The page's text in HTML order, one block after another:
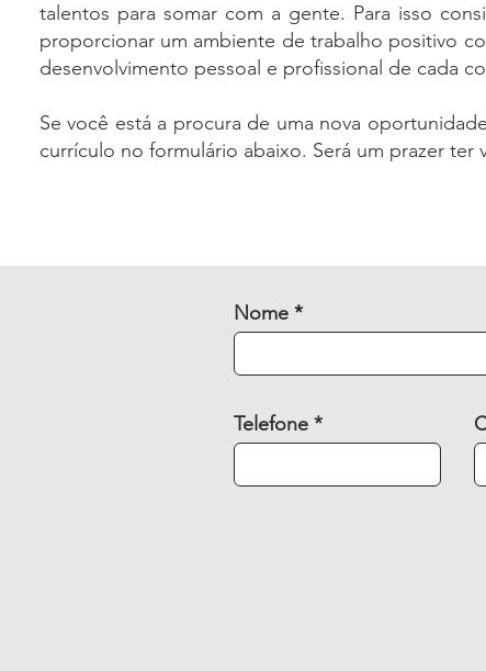
talentos para somar com a gente. Para isso
proporcionar um ambiente de trabalho positivo
desenvolvimento pessoal e profissional de cada
Se você está a procura de uma nova
currículo no formulário abaixo. Será um prazer ter
Nome
Telefone